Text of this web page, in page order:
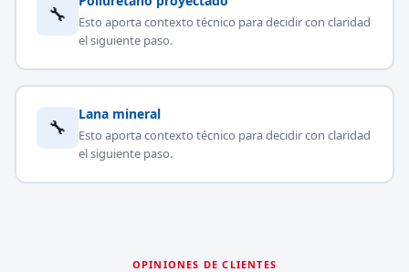
🔧
Esto aporta contexto técnico para decidir con claridad
el siguiente paso.
🔧
Lana mineral
Esto aporta contexto técnico para decidir con claridad
el siguiente paso.
OPINIONES DE CLIENTES